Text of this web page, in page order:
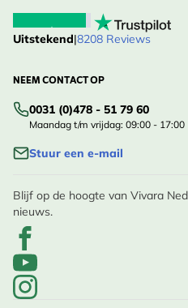
Uitstekend|8208 Reviews
NEEM CONTACT OP
0031 (0)478 - 51 79 60
Maandag t/m vrijdag: 09:00 - 17:00
Stuur een e-mail
Blijf op de hoogte van Vivara
nieuws.